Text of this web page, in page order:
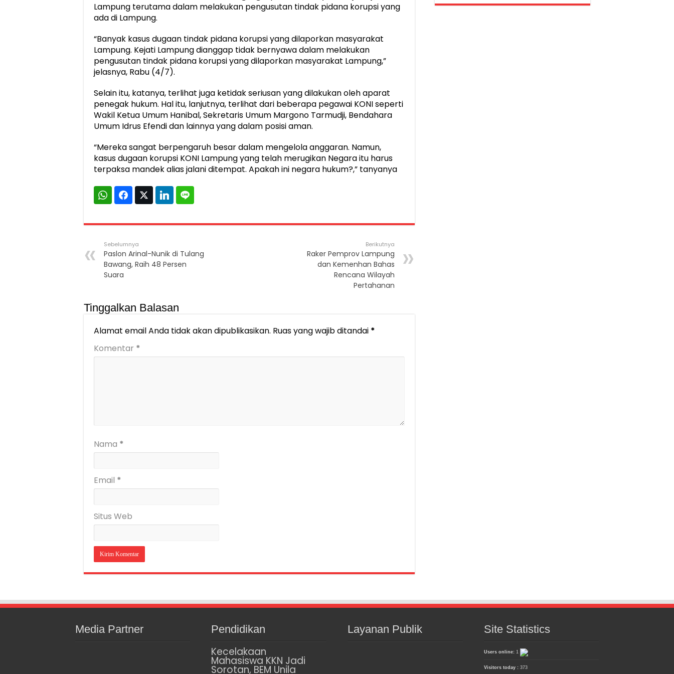
Lampung terutama dalam melakukan pengusutan tindak pidana korupsi yang
ada di Lampung.
“Banyak kasus dugaan tindak pidana korupsi yang dilaporkan masyarakat
Lampung. Kejati Lampung dianggap tidak bernyawa dalam melakukan
pengusutan tindak pidana korupsi yang dilaporkan masyarakat Lampung,”
jelasnya, Rabu (4/7).
Selain itu, katanya, terlihat juga ketidak seriusan yang dilakukan oleh aparat
penegak hukum. Hal itu, lanjutnya, terlihat dari beberapa pegawai KONI seperti
Wakil Ketua Umum Hanibal, Sekretaris Umum Margono Tarmudji, Bendahara
Umum Idrus Efendi dan lainnya yang dalam posisi aman.
“Mereka sangat berpengaruh besar dalam mengelola anggaran. Namun,
kasus dugaan korupsi KONI Lampung yang telah merugikan Negara itu harus
terpaksa mandek alias jalani ditempat. Apakah ini negara hukum?,” tanyanya
Sebelumnya
Paslon Arinal-Nunik di Tulang
Bawang, Raih 48 Persen
Suara
Berikutnya
Raker Pemprov Lampung
dan Kemenhan Bahas
Rencana Wilayah
Pertahanan
Tinggalkan Balasan
Alamat email Anda tidak akan dipublikasikan. Ruas yang wajib ditandai *
Komentar *
Nama *
Email *
Situs Web
Media Partner Pendidikan
Kecelakaan
Mahasiswa KKN Jadi
Sorotan, BEM Unila
Layanan Publik Site Statistics
Users online: 1
Visitors today : 373